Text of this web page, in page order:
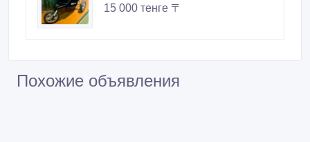
15 000 тенге 〒
Похожие объявления